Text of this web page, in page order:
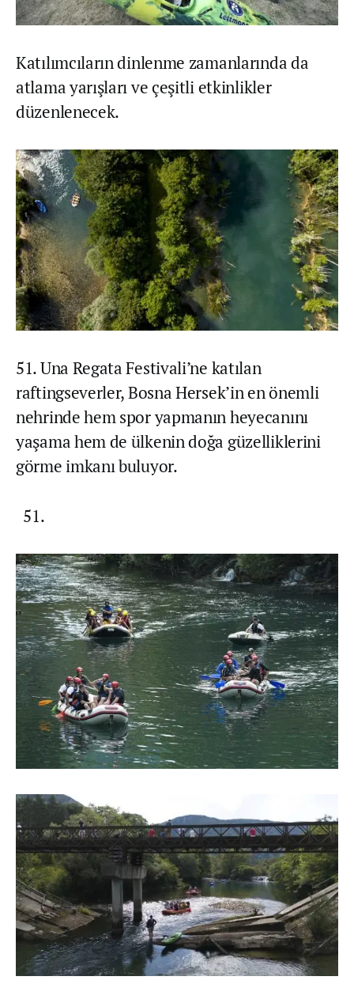
Katılımcıların dinlenme zamanlarında da
atlama yarışları ve çeşitli etkinlikler
düzenlenecek.
51. Una Regata Festivali’ne katılan
raftingseverler, Bosna Hersek’in en önemli
nehrinde hem spor yapmanın heyecanını
yaşama hem de ülkenin doğa güzelliklerini
görme imkanı buluyor.